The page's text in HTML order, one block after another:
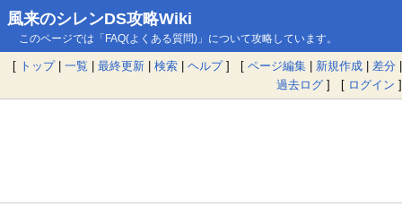
風来のシレンDS攻略Wiki
このページでは「FAQ(よくある質問)」について攻略しています。
[ トップ| 一覧 | 最終更新 | 検索 | ヘルプ] [ ページ編集 | 新規作成 | 差分 |
過去ログ ] [ ログイン ]